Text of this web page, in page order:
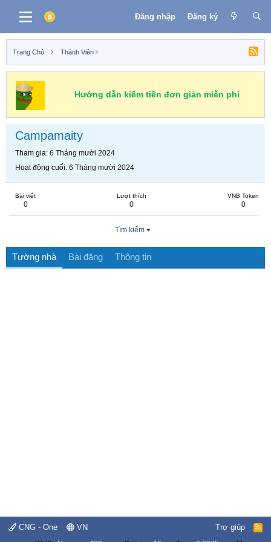
Đăng nhập Đăng ký
Trang Chủ Thành Viên
Hướng dẫn kiếm tiền đơn giản miễn phí
Campamaity
Tham gia 6 Tháng mười 2024
Hoạt động cuối 6 Tháng mười 2024
Bài viết
0
Lượt thích
0
VNB Token
0
Tìm kiếm
Tường nhà Bài đăng Thông tin
CNG - One VN Trợ giúp
R